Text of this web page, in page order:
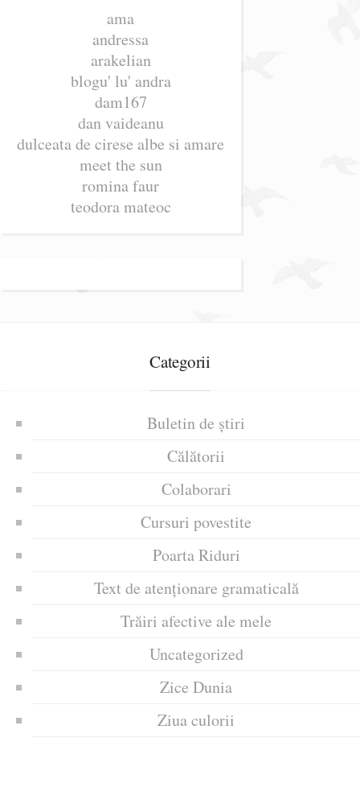
ama
andressa
arakelian
blogu' lu' andra
dam167
dan vaideanu
dulceata de cirese albe si amare
meet the sun
romina faur
teodora mateoc
Categorii
Buletin de știri
Călătorii
Colaborari
Cursuri povestite
Poarta Riduri
Text de atenționare gramaticală
Trăiri afective ale mele
Uncategorized
Zice Dunia
Ziua culorii